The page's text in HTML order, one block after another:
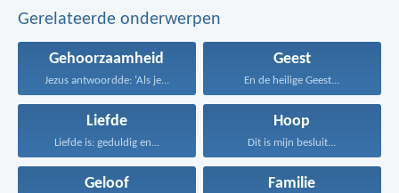
Gerelateerde onderwerpen
Gehoorzaamheid
Jezus antwoordde: ‘Als je...
Geest
En de heilige Geest...
Liefde
Liefde is: geduldig en...
Hoop
Dit is mijn besluit...
Geloof Familie